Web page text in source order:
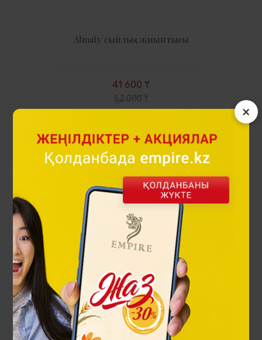
×
Almaty сыйлық жиынтығы
41 600 ₸
52 000 ₸